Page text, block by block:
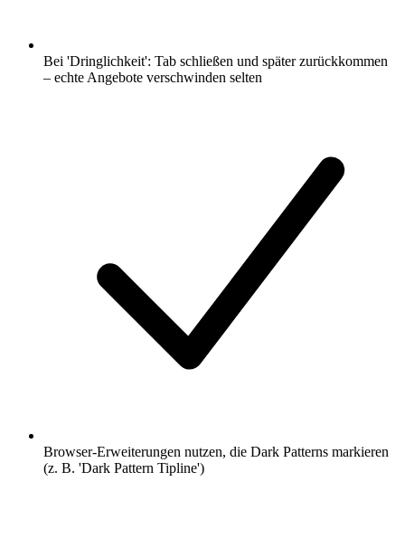
Bei 'Dringlichkeit': Tab schließen und später zurückkommen
– echte Angebote verschwinden selten
Browser-Erweiterungen nutzen, die Dark Patterns markieren
(z. B. 'Dark Pattern Tipline')